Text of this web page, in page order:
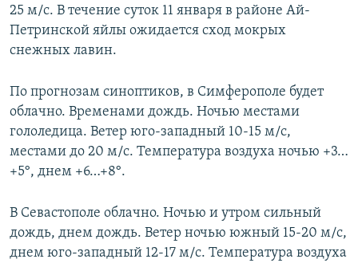
25 м/с. В течение суток 11 января в районе Ай-
Петринской яйлы ожидается сход мокрых
снежных лавин.
По прогнозам синоптиков, в Симферополе будет
облачно. Временами дождь. Ночью местами
гололедица. Ветер юго-западный 10-15 м/с,
местами до 20 м/с. Температура воздуха ночью +3…
+5°, днем +6…+8°.
В Севастополе облачно. Ночью и утром сильный
дождь, днем дождь. Ветер ночью южный 15-20 м/с,
днем юго-западный 12-17 м/с. Температура воздуха